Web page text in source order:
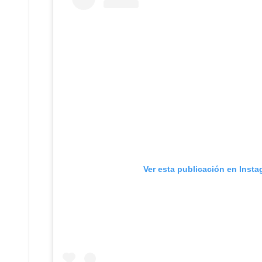
Ver esta publicación en